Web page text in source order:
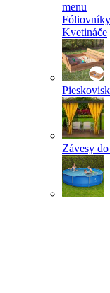
menu
Fóliovníky
Kvetináče
Závesy